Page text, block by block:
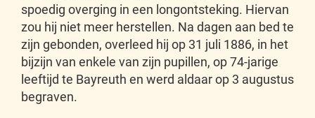
spoedig overging in een longontsteking. Hiervan
zou hij niet meer herstellen. Na dagen aan bed te
zijn gebonden, overleed hij op 31 juli 1886, in het
bijzijn van enkele van zijn pupillen, op 74-jarige
leeftijd te Bayreuth en werd aldaar op 3 augustus
begraven.